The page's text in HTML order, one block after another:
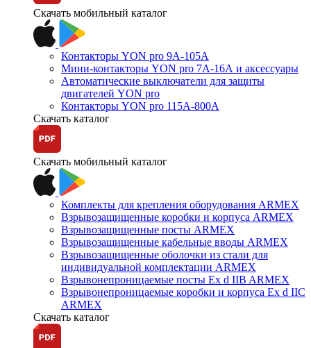
Скачать мобильный каталог
Контакторы YON pro 9А-105А
Мини-контакторы YON pro 7А-16А и аксессуары
Автоматические выключатели для защиты
двигателей YON pro
Контакторы YON pro 115А-800А
Скачать каталог
Скачать мобильный каталог
Комплекты для крепления оборудования ARMEX
Взрывозащищенные коробки и корпуса ARMEX
Взрывозащищенные посты ARMEX
Взрывозащищенные кабельные вводы ARMEX
Взрывозащищенные оболочки из стали для
индивидуальной комплектации ARMEX
Взрывонепроницаемые посты Ex d IIB ARMEX
Взрывонепроницаемые коробки и корпуса Ex d IIС
ARMEX
Скачать каталог